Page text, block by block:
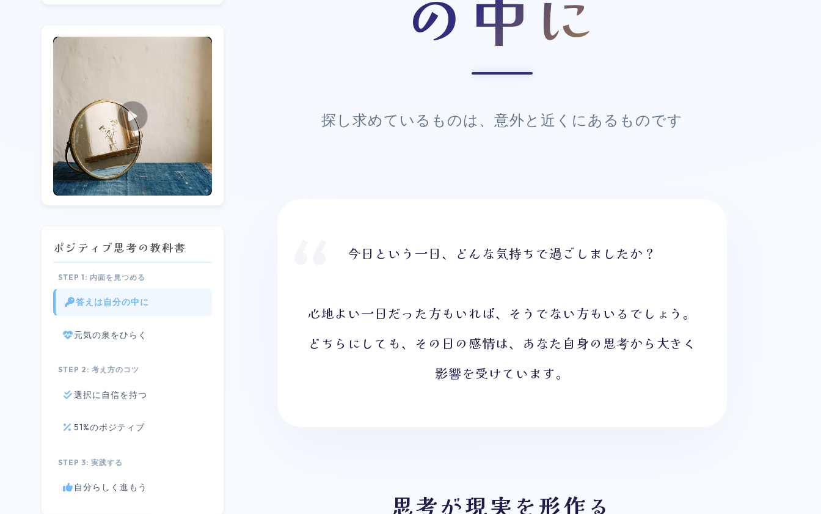
探し求めているものは、意外と近くにあるものです
今日という一日、どんな気持ちで過ごしましたか？
心地よい一日だった方もいれば、そうでない方もいるでしょう。
どちらにしても、その日の感情は、あなた自身の思考から大きく
影響を受けています。
思考が現実を形作る
ポジティブ思考の教科書
STEP 1: 内面を見つめる
答えは自分の中に
元気の泉をひらく
STEP 2: 考え方のコツ
選択に自信を持つ
51%のポジティブ
STEP 3: 実践する
自分らしく進もう